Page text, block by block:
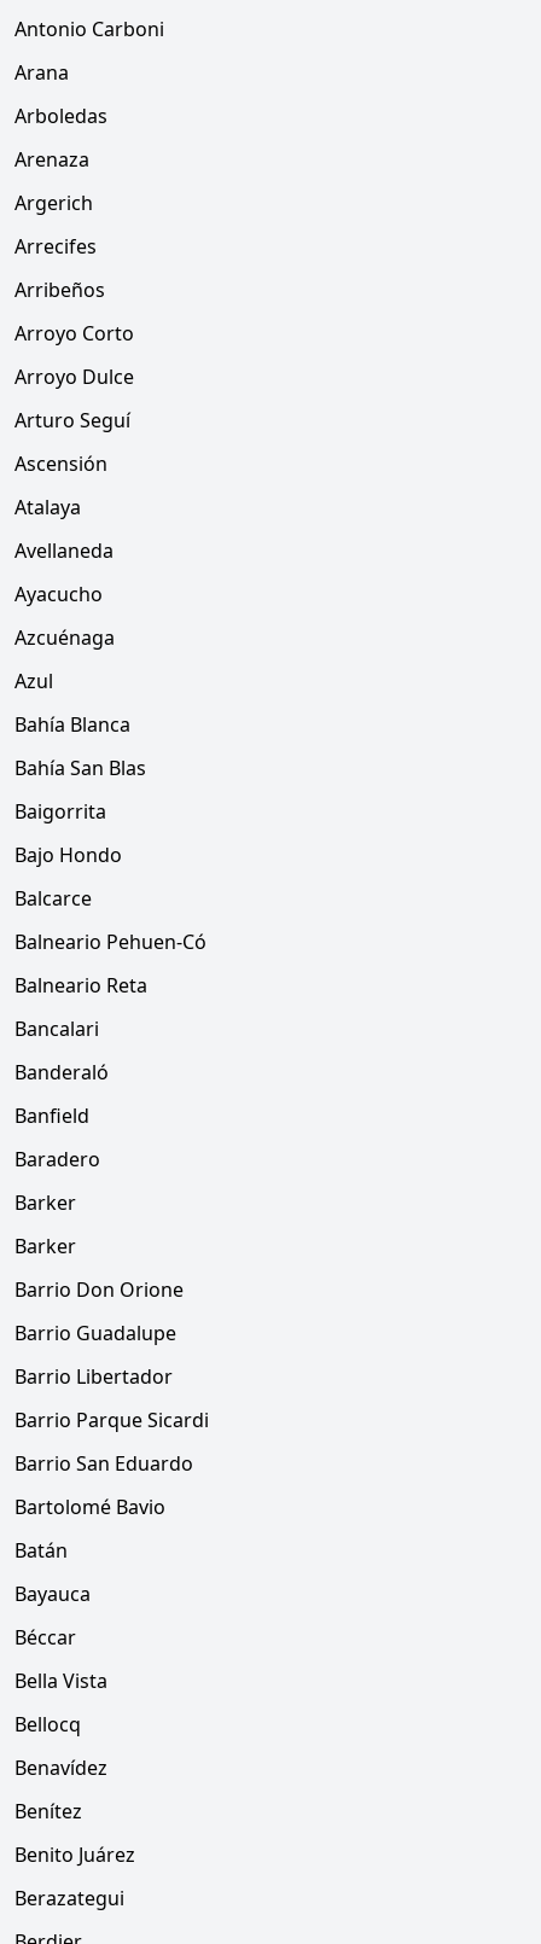
Antonio Carboni
Arana
Arboledas
Arenaza
Argerich
Arrecifes
Arribeños
Arroyo Corto
Arroyo Dulce
Arturo Seguí
Ascensión
Atalaya
Avellaneda
Ayacucho
Azcuénaga
Azul
Bahía Blanca
Bahía San Blas
Baigorrita
Bajo Hondo
Balcarce
Balneario Pehuen-Có
Balneario Reta
Bancalari
Banderaló
Banfield
Baradero
Barker
Barker
Barrio Don Orione
Barrio Guadalupe
Barrio Libertador
Barrio Parque Sicardi
Barrio San Eduardo
Bartolomé Bavio
Batán
Bayauca
Béccar
Bella Vista
Bellocq
Benavídez
Benítez
Benito Juárez
Berazategui